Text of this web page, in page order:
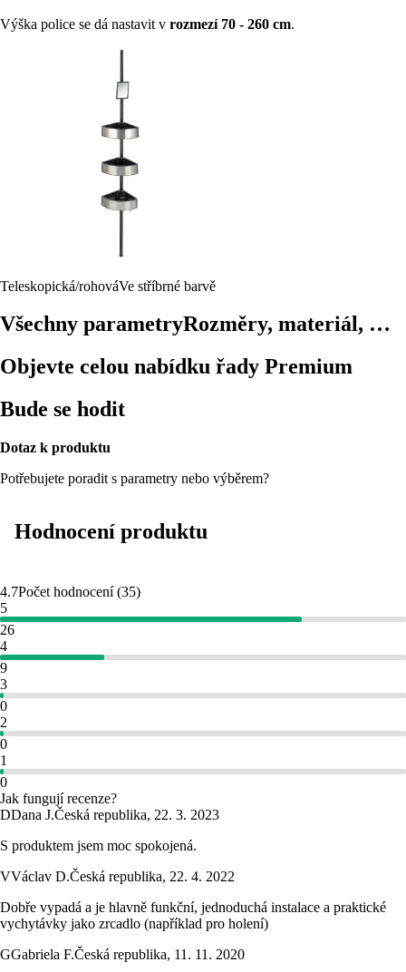
Výška police se dá nastavit v rozmezí 70 - 260 cm.
Teleskopická/rohováVe stříbrné barvě
Všechny parametryRozměry, materiál, …
Objevte celou nabídku řady Premium
Bude se hodit
Dotaz k produktu
Potřebujete poradit s parametry nebo výběrem?
Hodnocení produktu
4.7Počet hodnocení(35)
5
26
4
9
3
0
2
0
1
0
Jak fungují recenze?
DDana J.Česká republika, 22. 3. 2023
S produktem jsem moc spokojená.
VVáclav D.Česká republika, 22. 4. 2022
Dobře vypadá a je hlavně funkční, jednoduchá instalace a praktické
vychytávky jako zrcadlo (například pro holení)
GGabriela F.Česká republika, 11. 11. 2020